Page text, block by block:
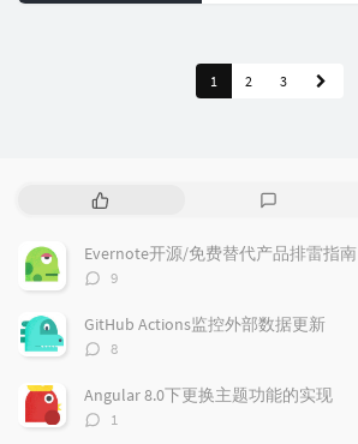
1 2 3
热
章
评
论
Evernote开源/免费替代产品排雷指南
评
数：
9
GitHub Actions监控外部数据更新
评
数：
8
Angular 8.0下更换主题功能的实现
评1